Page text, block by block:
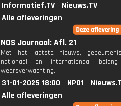
Informatief.TV
Nieuws.TV
Alle afleveringen
NOS Journaal: Afl. 21
Met het laatste nieuws,
nationaal en internationaal
weersverwachting.
31-01-2025 18:00 NPO1
Alle afleveringen